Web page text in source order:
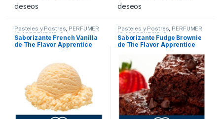
deseos
deseos
Pasteles y Postres, PERFUMER
´S APPRENTCIE Sabor a
Pasteles y postres,
Saborizantes
Saborizante French Vanilla
de The Flavor Apprentice
Pasteles y Postres, PERFUMER
´S APPRENTCIE Sabor a
Pasteles y postres,
Saborizantes
Saborizante Fudge Brownie
de The Flavor Apprentice